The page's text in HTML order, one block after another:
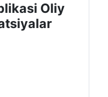
Oliy